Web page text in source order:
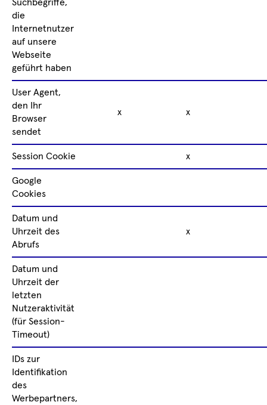
Suchbegriffe,
die
Internetnutzer
auf unsere
Webseite
geführt haben
User Agent,
den Ihr
Browser
sendet
x x
Session Cookie x
Google
Cookies
Datum und
Uhrzeit des
Abrufs
x
Datum und
Uhrzeit der
letzten
Nutzeraktivität
(für Session-
Timeout)
IDs zur
Identifikation
des
Werbepartners,